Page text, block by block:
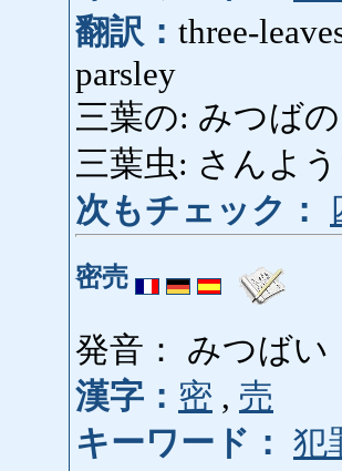
翻訳： three-
parsley
三葉の: みつばの
三葉虫: さんよ
次もチェック：
密売
発音： みつばい
漢字： 密 , 売
キーワード： 犯